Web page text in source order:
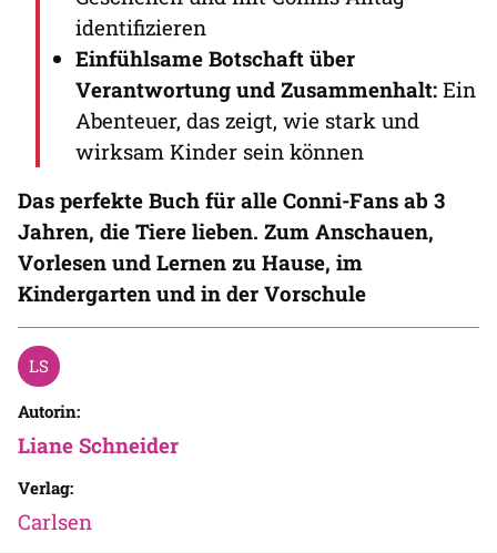
identifizieren
Einfühlsame Botschaft über
Verantwortung und Zusammenhalt: Ein
Abenteuer, das zeigt, wie stark und
wirksam Kinder sein können
Das perfekte Buch für alle Conni-Fans ab 3
Jahren, die Tiere lieben. Zum Anschauen,
Vorlesen und Lernen zu Hause, im
Kindergarten und in der Vorschule
Autorin:
Liane Schneider
Verlag:
Carlsen